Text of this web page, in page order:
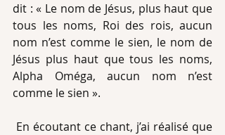
dit : « Le nom de Jésus, plus haut que
tous les noms, Roi des rois, aucun
nom n’est comme le sien, le nom de
Jésus plus haut que tous les noms,
Alpha Oméga, aucun nom n’est
comme le sien ».